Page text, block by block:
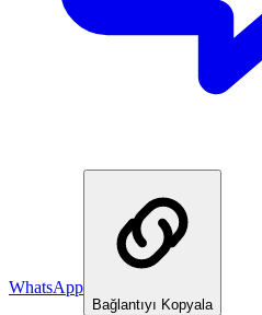
WhatsApp
Bağlantıyı Kopyala